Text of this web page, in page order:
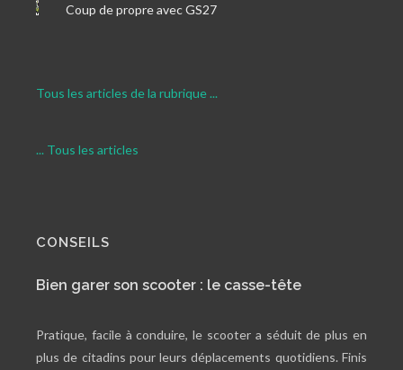
Coup de propre avec GS27
Tous les articles de la rubrique ...
... Tous les articles
CONSEILS
Bien garer son scooter : le casse-tête
Pratique, facile à conduire, le scooter a séduit de plus en
plus de citadins pour leurs déplacements quotidiens. Finis